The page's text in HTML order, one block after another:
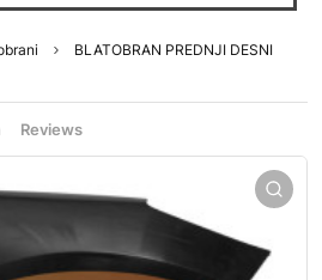
BLATOBRAN PREDNJI DESNI
Reviews